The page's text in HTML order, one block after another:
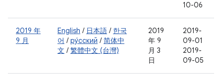
10-06
2019 年
9 月
English / 日本語 / 한국
어 /ру́сский /简体中
文 /繁體中文 (台灣)
2019
年 9
月 3
日
2019-
09-01
2019-
09-05